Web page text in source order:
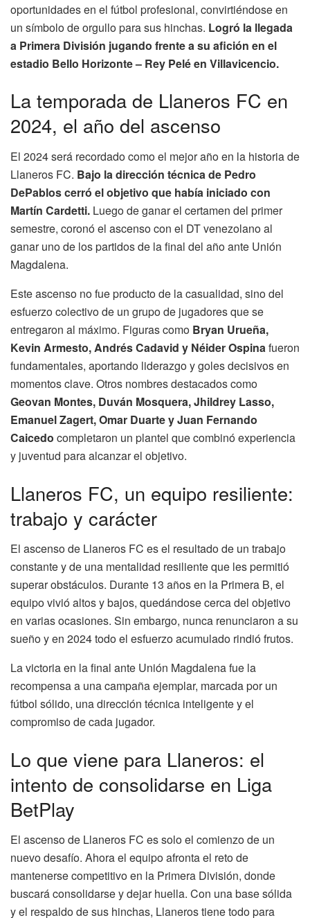
oportunidades en el fútbol profesional, convirtiéndose en
un símbolo de orgullo para sus hinchas. Logró la llegada
a Primera División jugando frente a su afición en el
estadio Bello Horizonte – Rey Pelé en Villavicencio.
La temporada de Llaneros FC en
2024, el año del ascenso
El 2024 será recordado como el mejor año en la historia de
Llaneros FC. Bajo la dirección técnica de Pedro
DePablos cerró el objetivo que había iniciado con
Martín Cardetti. Luego de ganar el certamen del primer
semestre, coronó el ascenso con el DT venezolano al
ganar uno de los partidos de la final del año ante Unión
Magdalena.
Este ascenso no fue producto de la casualidad, sino del
esfuerzo colectivo de un grupo de jugadores que se
entregaron al máximo. Figuras como Bryan Urueña,
Kevin Armesto, Andrés Cadavid y Néider Ospinafueron
fundamentales, aportando liderazgo y goles decisivos en
momentos clave. Otros nombres destacados como
Geovan Montes, Duván Mosquera, Jhildrey Lasso,
Emanuel Zagert, Omar Duarte y Juan Fernando
Caicedo completaron un plantel que combinó experiencia
y juventud para alcanzar el objetivo.
Llaneros FC, un equipo resiliente:
trabajo y carácter
El ascenso de Llaneros FC es el resultado de un trabajo
constante y de una mentalidad resiliente que les permitió
superar obstáculos. Durante 13 años en la Primera B, el
equipo vivió altos y bajos, quedándose cerca del objetivo
en varias ocasiones. Sin embargo, nunca renunciaron a su
sueño y en 2024 todo el esfuerzo acumulado rindió frutos.
La victoria en la final ante Unión Magdalena fue la
recompensa a una campaña ejemplar, marcada por un
fútbol sólido, una dirección técnica inteligente y el
compromiso de cada jugador.
Lo que viene para Llaneros: el
intento de consolidarse en Liga
BetPlay
El ascenso de Llaneros FC es solo el comienzo de un
nuevo desafío. Ahora el equipo afronta el reto de
mantenerse competitivo en la Primera División, donde
buscará consolidarse y dejar huella. Con una base sólida
y el respaldo de sus hinchas, Llaneros tiene todo para